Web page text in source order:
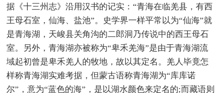
据《十三州志》沿用汉书的记实：“青海在临羌县，有西
王母石室，仙海、盐池”。史学界一样平常以为“仙海”就
是青海湖，天峻县关角沟的二郎洞乃传说中的西王母石
室。另外，青海湖亦被称为“卑禾羌海”是由于青海湖流
域起初曾是卑禾羌人的牧地，故以其定名。羌人毕竟怎
样称青海湖实难考据，但蒙古语称青海湖为“库库诺
尔”，意为“蓝色的海”，是以湖水颜色来定名的;而藏语则